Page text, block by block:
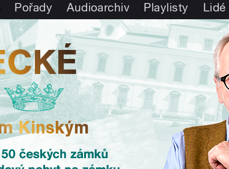
Pořady Audioarchiv Playlisty Lidé